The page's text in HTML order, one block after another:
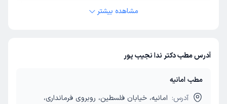
مشاهده بیشتر
آدرس مطب دکتر ندا نجیب پور
مطب امانیه
آدرس: امانیه، خیابان فلسطین، روبروی فرمانداری،